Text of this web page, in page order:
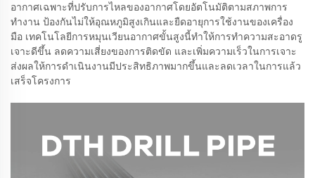
อากาศเฉพาะที่ปรับการไหลของอากาศโดยอัตโนมัติตามสภาพการ
ทำงาน ป้องกันไม่ให้อุณหภูมิสูงเกินและยืดอายุการใช้งานของเครื่อง
มือ เทคโนโลยีการหมุนเวียนอากาศขั้นสูงนี้ทำให้การทำความสะอาดรู
เจาะดีขึ้น ลดความเสี่ยงของการติดขัด และเพิ่มความเร็วในการเจาะ
ส่งผลให้การดำเนินงานมีประสิทธิภาพมากขึ้นและลดเวลาในการแล้ว
เสร็จโครงการ